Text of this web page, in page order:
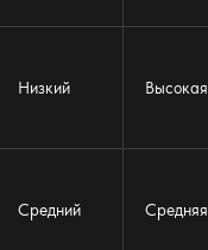
Низкий Высокая
Средний Средняя